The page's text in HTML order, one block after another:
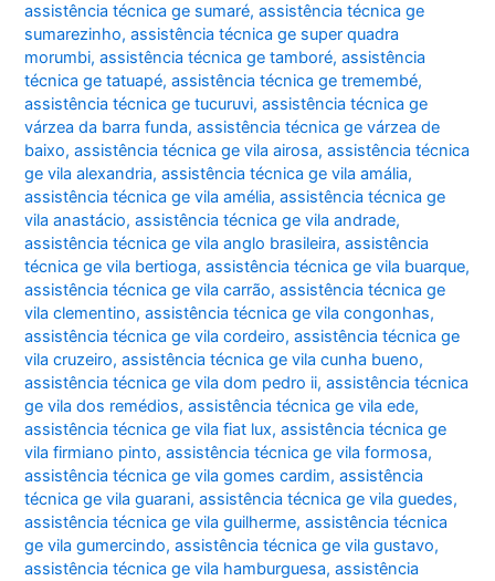
assistência técnica ge sumaré,assistência técnica ge
sumarezinho,assistência técnica ge super quadra
morumbi,assistência técnica ge tamboré,assistência
técnica ge tatuapé,assistência técnica ge tremembé,
assistência técnica ge tucuruvi,assistência técnica ge
várzea da barra funda,assistência técnica ge várzea de
baixo,assistência técnica ge vila airosa,assistência técnica
ge vila alexandria,assistência técnica ge vila amália,
assistência técnica ge vila amélia,assistência técnica ge
vila anastácio,assistência técnica ge vila andrade,
assistência técnica ge vila anglo brasileira,assistência
técnica ge vila bertioga,assistência técnica ge vila buarque,
assistência técnica ge vila carrão,assistência técnica ge
vila clementino,assistência técnica ge vila congonhas,
assistência técnica ge vila cordeiro,assistência técnica ge
vila cruzeiro,assistência técnica ge vila cunha bueno,
assistência técnica ge vila dom pedro ii,assistência técnica
ge vila dos remédios,assistência técnica ge vila ede,
assistência técnica ge vila fiat lux,assistência técnica ge
vila firmiano pinto,assistência técnica ge vila formosa,
assistência técnica ge vila gomes cardim,assistência
técnica ge vila guarani,assistência técnica ge vila guedes,
assistência técnica ge vila guilherme,assistência técnica
ge vila gumercindo,assistência técnica ge vila gustavo,
assistência técnica ge vila hamburguesa,assistência